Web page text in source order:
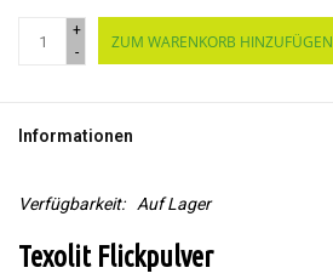
+
-
ZUM WARENKORB HINZUFÜGEN
Informationen
Verfügbarkeit: Auf Lager
Texolit Flickpulver